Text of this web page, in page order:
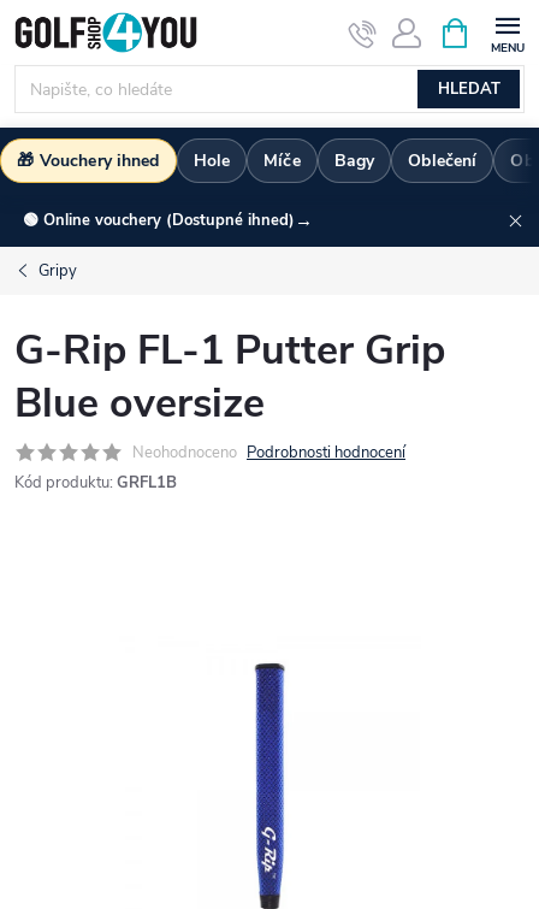
Přejít
na
obsah
HLEDAT
NÁKUPNÍ
KOŠÍK
🎁 Vouchery ihned Hole Míče Bagy Oblečení
🟢 Online vouchery (Dostupné ihned) →
Gripy
G-Rip FL-1 Putter Grip
Blue oversize
Neohodnoceno Podrobnosti hodnocení
Kód produktu: GRFL1B